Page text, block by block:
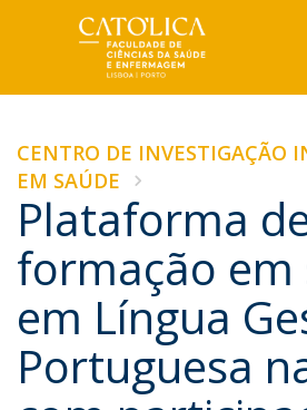
CENTRO DE INVESTIGAÇÃO
EM SAÚDE
Plataforma
formação em
em Língua
Portuguesa